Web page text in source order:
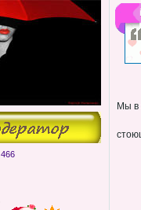
466
Мы в